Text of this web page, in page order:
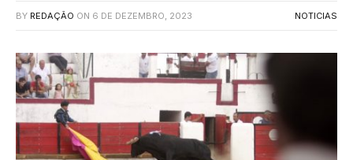
BY REDAÇÃO ON 6 DE DEZEMBRO, 2023 NOTICIAS